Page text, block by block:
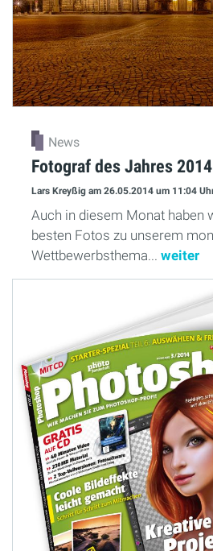
News
Fotograf des Jahres
Lars Kreyßig am 26.05.2014 um 11:04
Auch in diesem Monat haben
besten Fotos zu unserem
Wettbewerbsthema... weiter